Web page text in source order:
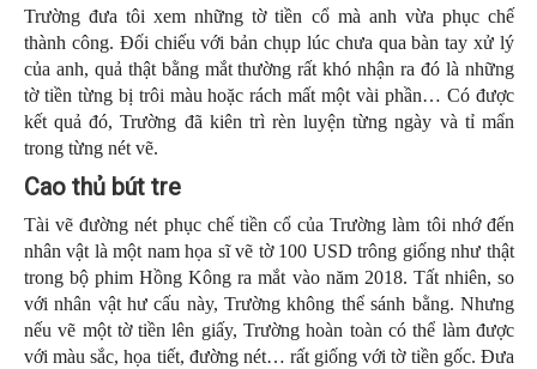
Trường đưa tôi xem những tờ tiền cổ mà anh vừa phục chế
thành công. Đối chiếu với bản chụp lúc chưa qua bàn tay xử lý
của anh, quả thật bằng mắt thường rất khó nhận ra đó là những
tờ tiền từng bị trôi màu hoặc rách mất một vài phần… Có được
kết quả đó, Trường đã kiên trì rèn luyện từng ngày và tỉ mẩn
trong từng nét vẽ.
Cao thủ bút tre
Tài vẽ đường nét phục chế tiền cổ của Trường làm tôi nhớ đến
nhân vật là một nam họa sĩ vẽ tờ 100 USD trông giống như thật
trong bộ phim Hồng Kông ra mắt vào năm 2018. Tất nhiên, so
với nhân vật hư cấu này, Trường không thể sánh bằng. Nhưng
nếu vẽ một tờ tiền lên giấy, Trường hoàn toàn có thể làm được
với màu sắc, họa tiết, đường nét… rất giống với tờ tiền gốc. Đưa